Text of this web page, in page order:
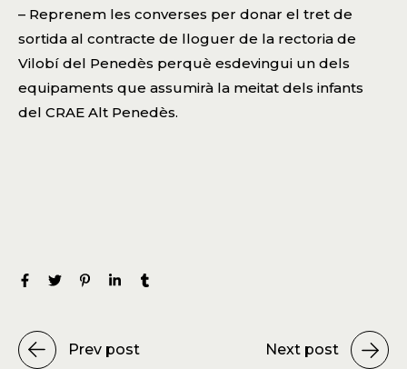
– Reprenem les converses per donar el tret de
sortida al contracte de lloguer de la rectoria de
Vilobí del Penedès perquè esdevingui un dels
equipaments que assumirà la meitat dels infants
del CRAE Alt Penedès.
Prev post Next post